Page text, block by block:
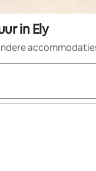
in Ely
beschikbaar zijn,